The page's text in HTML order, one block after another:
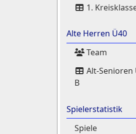
1.
Alte Herren Ü40
Team
Alt-Senioren
B
Spielerstatistik
Spiele